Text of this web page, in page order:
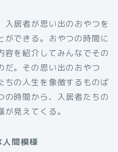
入居者が思い出のおやつを
ができる。おやつの時間に
容を紹介してみんなでその
だ。その思い出のおやつ
ちの人生を象徴するものば
の時間から、入居者たちの
見えてくる。
人間模様